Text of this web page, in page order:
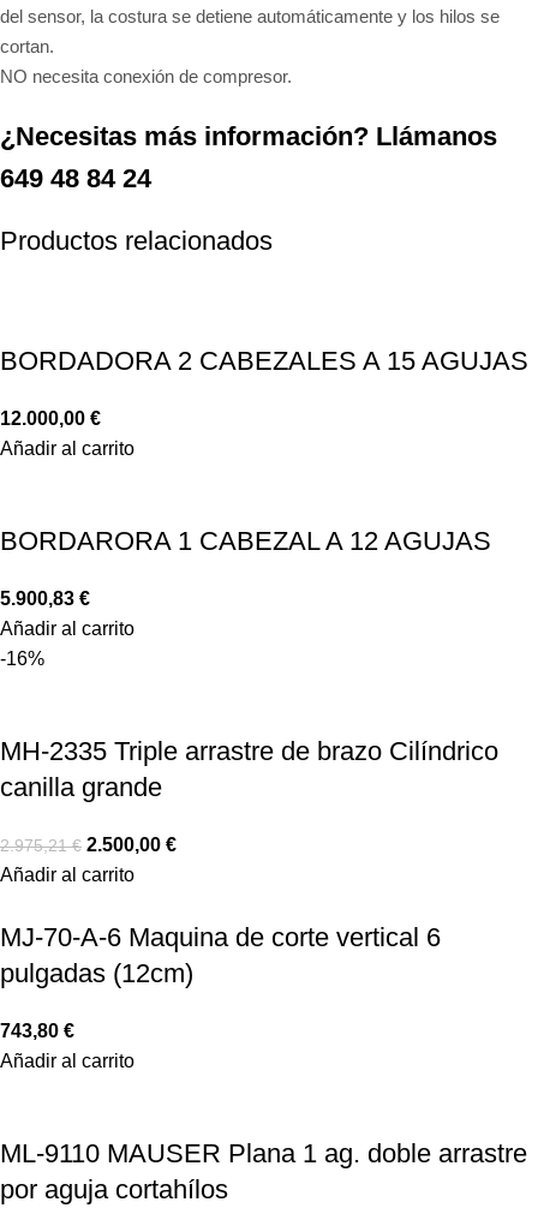
del sensor, la costura se detiene automáticamente y los hilos se
cortan.
NO necesita conexión de compresor.
¿Necesitas más información? Llámanos
649 48 84 24
Productos relacionados
BORDADORA 2 CABEZALES A 15 AGUJAS
12.000,00 €
Añadir al carrito
BORDARORA 1 CABEZAL A 12 AGUJAS
5.900,83 €
Añadir al carrito
-16%
MH-2335 Triple arrastre de brazo Cilíndrico
canilla grande
2.975,21€ 2.500,00 €
Añadir al carrito
MJ-70-A-6 Maquina de corte vertical 6
pulgadas (12cm)
743,80 €
Añadir al carrito
ML-9110 MAUSER Plana 1 ag. doble arrastre
por aguja cortahílos